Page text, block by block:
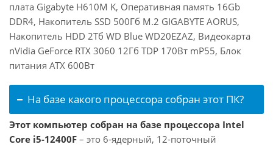
плата Gigabyte H610M K, Оперативная память 16Gb
DDR4, Накопитель SSD 500Гб M.2 GIGABYTE AORUS,
Накопитель HDD 2Тб WD Blue WD20EZAZ, Видеокарта
nVidia GeForce RTX 3060 12Гб TDP 170Вт mP55, Блок
питания ATX 600Вт
На базе какого процессора собран этот ПК?
Этот компьютер собран на базе процессора Intel
Core i5-12400F – это 6-ядерный, 12-поточный